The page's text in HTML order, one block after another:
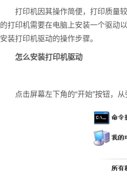
打印机因其操作简便，打印质量
的打印机需要在电脑上安装一个驱动
安装打印机驱动的操作步骤。
怎么安装打印机驱动
点击屏幕左下角的“开始”按钮，